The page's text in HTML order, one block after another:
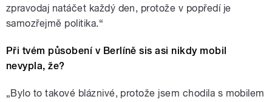
zpravodaj natáčet každý den, protože v popředí je
samozřejmě politika.“
Při tvém působení v Berlíně sis asi nikdy mobil
nevypla, že?
„Bylo to takové bláznivé, protože jsem chodila s mobilem